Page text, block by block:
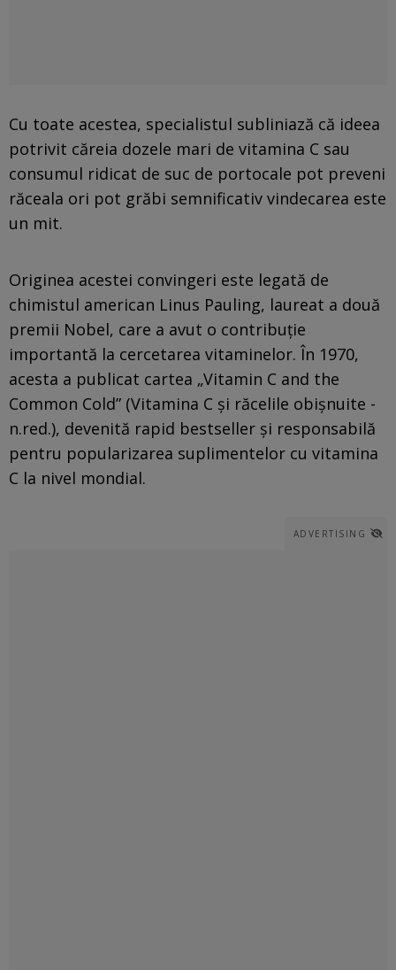
Cu toate acestea, specialistul subliniază că ideea
potrivit căreia dozele mari de vitamina C sau
consumul ridicat de suc de portocale pot preveni
răceala ori pot grăbi semnificativ vindecarea este
un mit.
Originea acestei convingeri este legată de
chimistul american Linus Pauling, laureat a două
premii Nobel, care a avut o contribuție
importantă la cercetarea vitaminelor. În 1970,
acesta a publicat cartea „Vitamin C and the
Common Cold” (Vitamina C și răcelile obișnuite -
n.red.), devenită rapid bestseller și responsabilă
pentru popularizarea suplimentelor cu vitamina
C la nivel mondial.
ADVERTISING